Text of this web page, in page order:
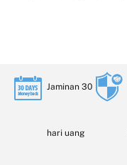
Jaminan 30
hari uang